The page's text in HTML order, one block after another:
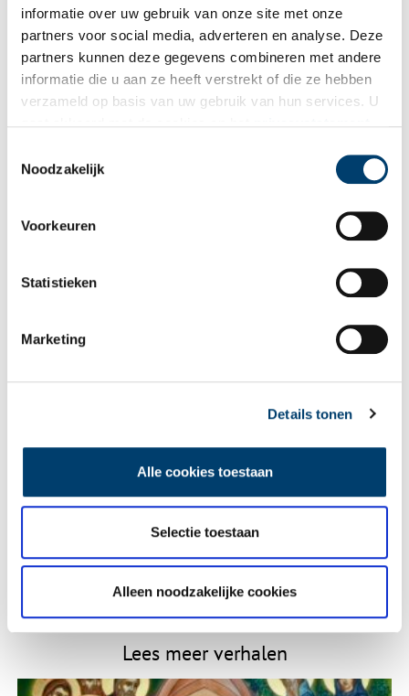
informatie over uw gebruik van onze site met onze
partners voor social media, adverteren en analyse. Deze
partners kunnen deze gegevens combineren met andere
informatie die u aan ze heeft verstrekt of die ze hebben
verzameld op basis van uw gebruik van hun services. U
Noodzakelijk
Voorkeuren
Statistieken
Marketing
Details tonen
Alle cookies toestaan
Selectie toestaan
Alleen noodzakelijke cookies
Wilt u op de hoogte blijven van de mooiste verhalen en het
laatste erfgoednieuws? Schrijf u dan nu in voor onze
wekelijkse nieuwsbrief!
Vereiste velden zijn gemarkeerd met *. Het e-mailadres wordt niet
Vink dit aan als u op de hoogte gehouden wil worden.
Lees meer verhalen